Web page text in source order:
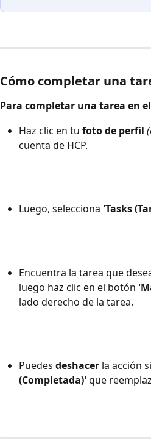
Cómo completar una
Para completar una tarea en
Haz clic en tu foto de perfil
cuenta de HCP.
Luego, selecciona 'Tasks
Encuentra la tarea que
luego haz clic en el botón
lado derecho de la tarea.
Puedes deshacer la acción
(Completada)' que